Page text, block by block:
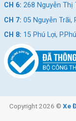
CH 6: 268 Nguyễn Thị
CH 7: 05 Nguyễn Trãi,
CH 8: 15 Phú Lợi,
Copyright 2026 © Xe